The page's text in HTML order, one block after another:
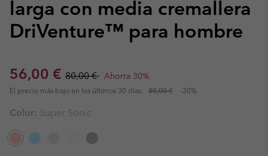
larga con media cremallera
DriVenture™ para hombre
Sale price:
56,00 € Regular price:
80,00 € Ahorra 30%
El precio más bajo en los últimos 30 días: 80,00 € -30%
Color: Super Sonic